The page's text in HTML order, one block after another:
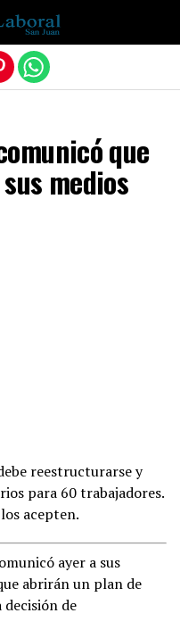
que
medios
reestructurarse y
para 60 trabajadores.
acepten.
ayer a sus
abrirán un plan de
de
móvil